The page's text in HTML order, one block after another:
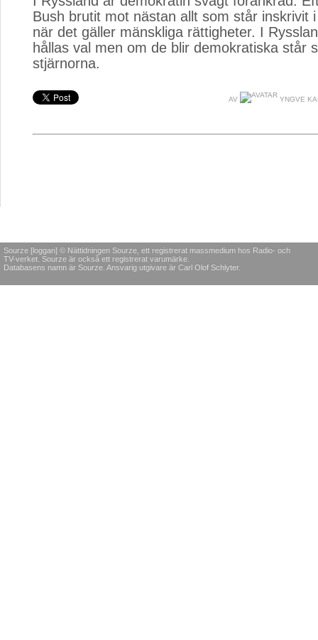
Bush brutit mot nästan allt som står inskrivit
när det gäller mänskliga rättigheter. I
hållas val men om de blir demokratiska står
stjärnorna.
AV YNGVE
Sourze [loggan] © Nättidningen Sourze, ett registrerat massmedium hos Radio- och
TV-verket. Sourze är också ett registrerat varumärke.
Databasens namn är Sourze. Ansvarig utgivare är Carl Olof Schlyter.